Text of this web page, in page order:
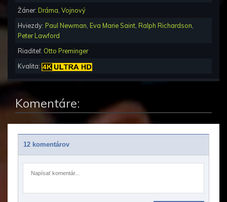
Žáner: Dráma Vojnový
Hviezdy: Paul Newman Eva Marie Saint Ralph Richardson
Peter Lawford
Riaditeľ: Otto Preminger
Kvalita:
Komentáre:
12 komentárov